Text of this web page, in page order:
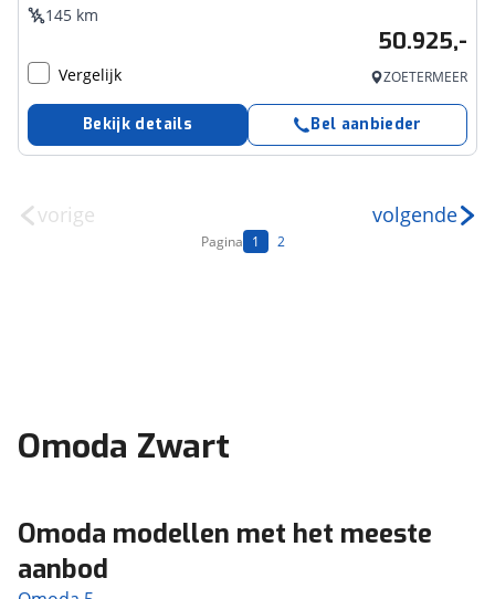
145 km
50.925,-
Vergelijk ZOETERMEER
Bekijk details Bel aanbieder
vorige
Pagina 1 2
volgende
Omoda Zwart
Omoda modellen met het meeste
aanbod